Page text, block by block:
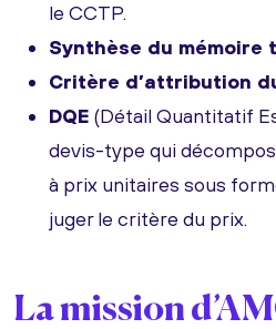
le CCTP.
Synthèse du mémoire
Critère d’attribution
DQE (Détail Quantitatif
devis-type qui
à prix unitaires sous
juger le critère du prix.
La mission